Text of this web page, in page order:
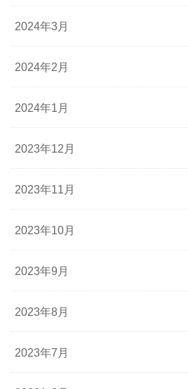
2024年3月
2024年2月
2024年1月
2023年12月
2023年11月
2023年10月
2023年9月
2023年8月
2023年7月